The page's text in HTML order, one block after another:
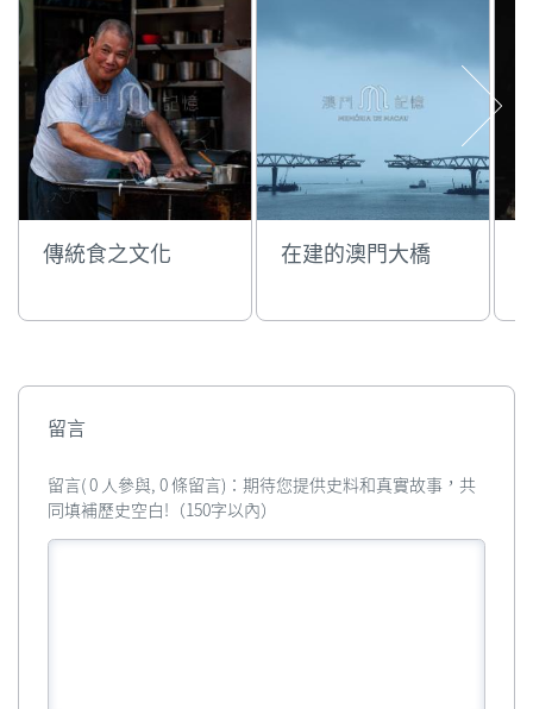
傳統食之文化 在建的澳門大橋
留言
留言( 0 人參與, 0 條留言)：期待您提供史料和真實故事，共
同填補歷史空白!（150字以內）